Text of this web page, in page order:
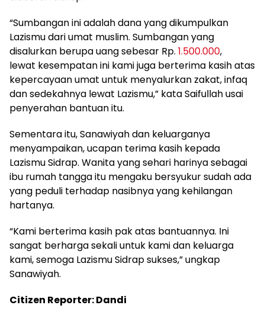
“Sumbangan ini adalah dana yang dikumpulkan
Lazismu dari umat muslim. Sumbangan yang
disalurkan berupa uang sebesar Rp. 1.500.000,
lewat kesempatan ini kami juga berterima kasih atas
kepercayaan umat untuk menyalurkan zakat, infaq
dan sedekahnya lewat Lazismu,” kata Saifullah usai
penyerahan bantuan itu.
Sementara itu, Sanawiyah dan keluarganya
menyampaikan, ucapan terima kasih kepada
Lazismu Sidrap. Wanita yang sehari harinya sebagai
ibu rumah tangga itu mengaku bersyukur sudah ada
yang peduli terhadap nasibnya yang kehilangan
hartanya.
“Kami berterima kasih pak atas bantuannya. Ini
sangat berharga sekali untuk kami dan keluarga
kami, semoga Lazismu Sidrap sukses,” ungkap
Sanawiyah.
Citizen Reporter: Dandi